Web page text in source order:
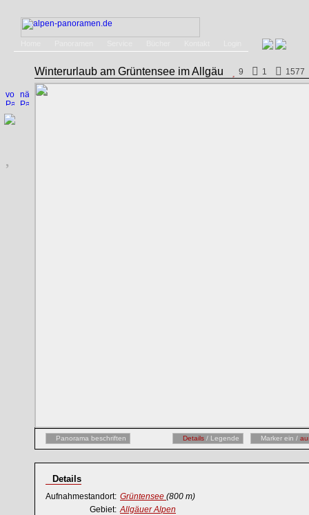
Winterurlaub am Grüntensee im Allgäu 9 1 1577
Panorama beschriften Details / Legende Marker ein /
Details
Aufnahmestandort: Grüntensee (800 m)
Gebiet: Allgäuer Alpen